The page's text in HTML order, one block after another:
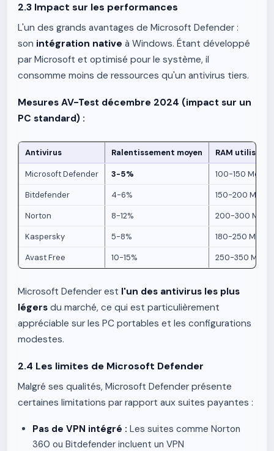
2.3 Impact sur les performances
L'un des grands avantages de Microsoft Defender :
son intégration native à Windows. Étant développé
par Microsoft et optimisé pour le système, il
consomme moins de ressources qu'un antivirus tiers.
Mesures AV-Test décembre 2024 (impact sur un
PC standard) :
Antivirus Ralentissement moyen RAM utilisée
Microsoft Defender 3-5%
100-150 Mo
Bitdefender
4-6%
150-200 Mo
Norton
8-12%
200-300 Mo
Kaspersky
5-8%
180-250 Mo
Avast Free
10-15% 250-350 Mo
Microsoft Defender est l'un des antivirus les plus
légers du marché, ce qui est particulièrement
appréciable sur les PC portables et les configurations
modestes.
2.4 Les limites de Microsoft Defender
Malgré ses qualités, Microsoft Defender présente
certaines limitations par rapport aux suites payantes :
Pas de VPN intégré : Les suites comme Norton
360 ou Bitdefender incluent un VPN